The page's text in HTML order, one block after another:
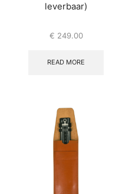
leverbaar)
€ 249.00
READ MORE